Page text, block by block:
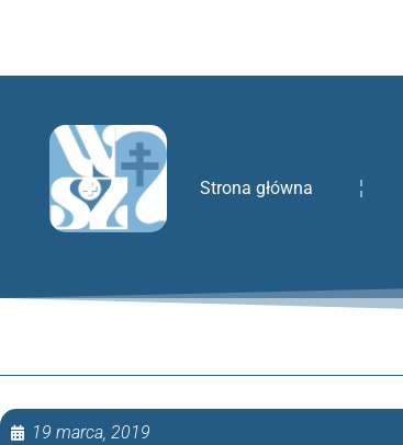
Strona główna
19 marca, 2019